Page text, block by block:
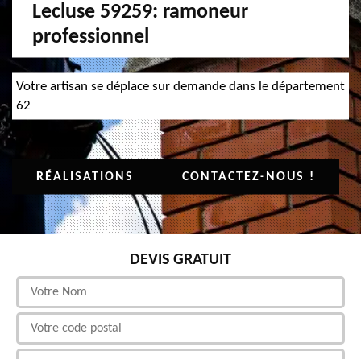
Lecluse 59259: ramoneur
professionnel
Votre artisan se déplace sur demande dans le département
62
RÉALISATIONS CONTACTEZ-NOUS !
DEVIS GRATUIT